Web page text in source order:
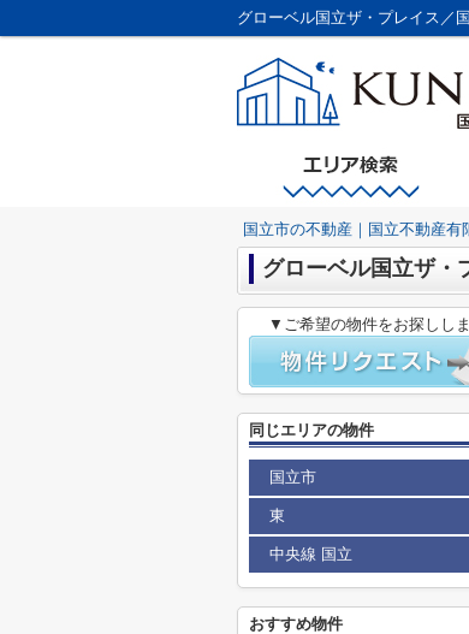
グローベル国立ザ・プレイス／
国立市の不動産｜国立不動産有
グローベル国立ザ・
▼ご希望の物件をお探しし
同じエリアの物件
国立市
東
中央線 国立
おすすめ物件